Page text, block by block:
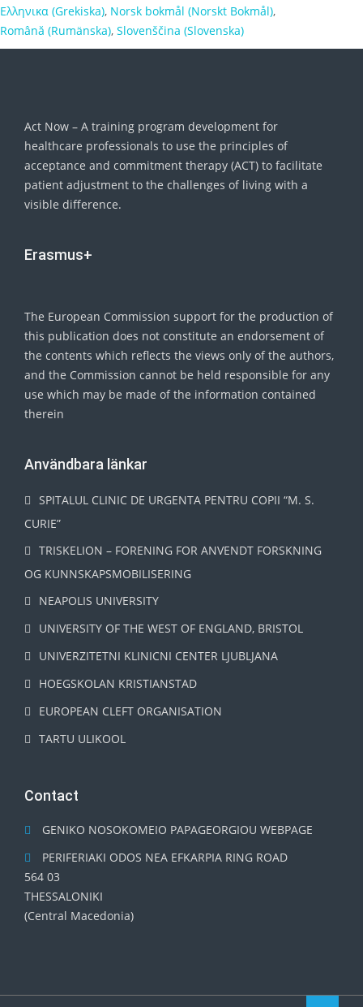
Ελληνικα (Grekiska) Norsk bokmål (Norskt Bokmål)
Română (Rumänska) Slovenščina (Slovenska)
Act Now – A training program development for
healthcare professionals to use the principles of
acceptance and commitment therapy (ACT) to facilitate
patient adjustment to the challenges of living with a
visible difference.
Erasmus+
The European Commission support for the production of
this publication does not constitute an endorsement of
the contents which reflects the views only of the authors,
and the Commission cannot be held responsible for any
use which may be made of the information contained
therein
Användbara länkar
SPITALUL CLINIC DE URGENTA PENTRU COPII “M. S.
CURIE”
TRISKELION – FORENING FOR ANVENDT FORSKNING
OG KUNNSKAPSMOBILISERING
NEAPOLIS UNIVERSITY
UNIVERSITY OF THE WEST OF ENGLAND, BRISTOL
UNIVERZITETNI KLINICNI CENTER LJUBLJANA
HOEGSKOLAN KRISTIANSTAD
EUROPEAN CLEFT ORGANISATION
TARTU ULIKOOL
Contact
GENIKO NOSOKOMEIO PAPAGEORGIOU WEBPAGE
PERIFERIAKI ODOS NEA EFKARPIA RING ROAD
564 03
THESSALONIKI
(Central Macedonia)